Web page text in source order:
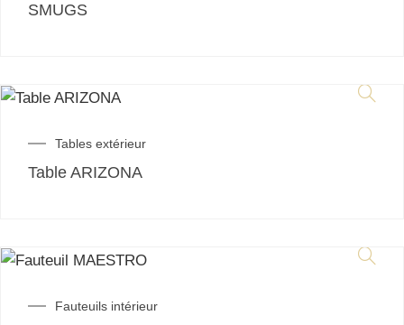
SMUGS
Tables extérieur
Table ARIZONA
Fauteuils intérieur